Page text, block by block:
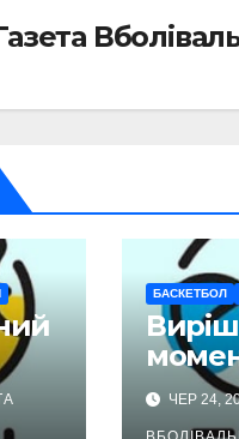
БАСКЕТБОЛ
ЧЕР 24,